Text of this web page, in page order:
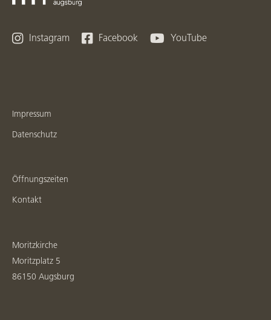
 Instagram  Facebook  YouTube
Impressum
Datenschutz
Öffnungszeiten
Kontakt
Moritzkirche
Moritzplatz 5
86150 Augsburg